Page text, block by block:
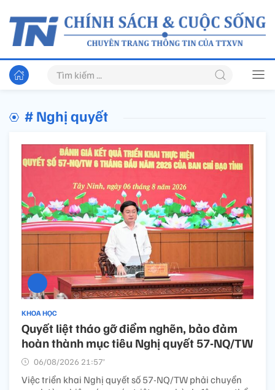
# Nghị quyết
KHOA HỌC
Quyết liệt tháo gỡ điểm nghẽn, bảo đảm
hoàn thành mục tiêu Nghị quyết 57-NQ/TW
06/08/2026 21:57’
Việc triển khai Nghị quyết số 57-NQ/TW phải chuyển